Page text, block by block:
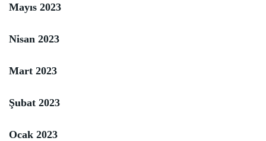
Mayıs 2023
Nisan 2023
Mart 2023
Şubat 2023
Ocak 2023